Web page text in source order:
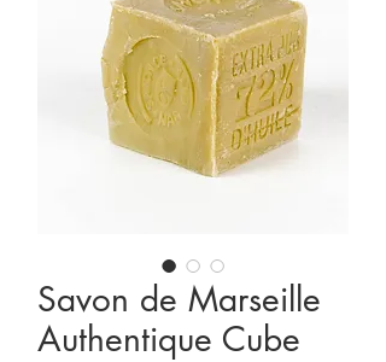
Savon de Marseille
Authentique Cube